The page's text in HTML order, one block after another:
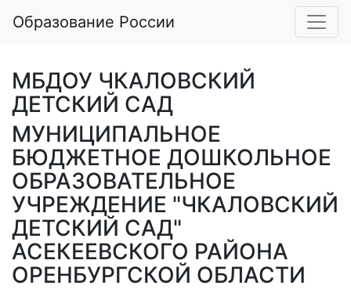
Образование России
МБДОУ ЧКАЛОВСКИЙ
ДЕТСКИЙ САД
МУНИЦИПАЛЬНОЕ
БЮДЖЕТНОЕ ДОШКОЛЬНОЕ
ОБРАЗОВАТЕЛЬНОЕ
УЧРЕЖДЕНИЕ "ЧКАЛОВСКИЙ
ДЕТСКИЙ САД"
АСЕКЕЕВСКОГО РАЙОНА
ОРЕНБУРГСКОЙ ОБЛАСТИ